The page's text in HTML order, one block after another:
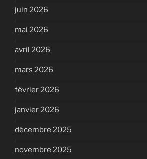
juin 2026
mai 2026
avril 2026
mars 2026
février 2026
janvier 2026
décembre 2025
novembre 2025